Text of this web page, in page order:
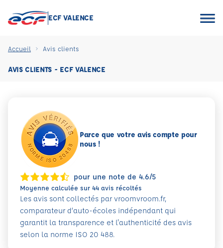
ECF VALENCE
Accueil Avis clients
AVIS CLIENTS - ECF VALENCE
Parce que votre avis compte pour
nous !
pour une note de 4.6/5
Moyenne calculée sur 44 avis récoltés
Les avis sont collectés par vroomvroom.fr,
comparateur d’auto-écoles indépendant qui
garantit la transparence et l'authenticité des avis
selon la norme ISO 20 488.